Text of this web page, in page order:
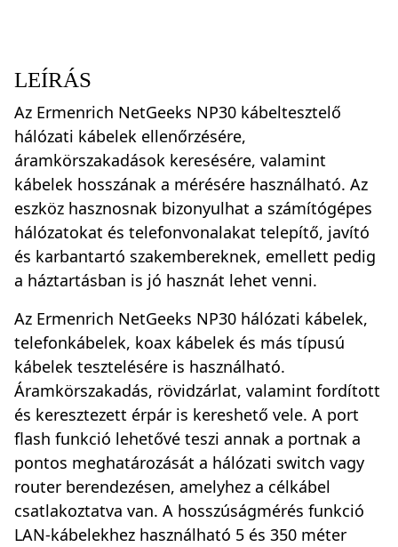
LEÍRÁS
Az Ermenrich NetGeeks NP30 kábeltesztelő
hálózati kábelek ellenőrzésére,
áramkörszakadások keresésére, valamint
kábelek hosszának a mérésére használható. Az
eszköz hasznosnak bizonyulhat a számítógépes
hálózatokat és telefonvonalakat telepítő, javító
és karbantartó szakembereknek, emellett pedig
a háztartásban is jó hasznát lehet venni.
Az Ermenrich NetGeeks NP30 hálózati kábelek,
telefonkábelek, koax kábelek és más típusú
kábelek tesztelésére is használható.
Áramkörszakadás, rövidzárlat, valamint fordított
és keresztezett érpár is kereshető vele. A port
flash funkció lehetővé teszi annak a portnak a
pontos meghatározását a hálózati switch vagy
router berendezésen, amelyhez a célkábel
csatlakoztatva van. A hosszúságmérés funkció
LAN-kábelekhez használható 5 és 350 méter